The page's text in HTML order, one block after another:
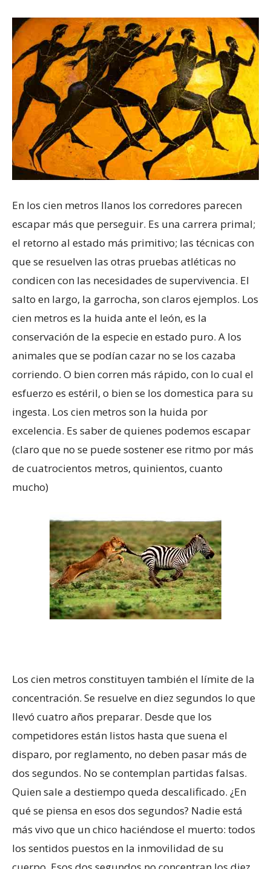
En los cien metros llanos los corredores parecen
escapar más que perseguir. Es una carrera primal;
el retorno al estado más primitivo; las técnicas con
que se resuelven las otras pruebas atléticas no
condicen con las necesidades de supervivencia. El
salto en largo, la garrocha, son claros ejemplos. Los
cien metros es la huida ante el león, es la
conservación de la especie en estado puro. A los
animales que se podían cazar no se los cazaba
corriendo. O bien corren más rápido, con lo cual el
esfuerzo es estéril, o bien se los domestica para su
ingesta. Los cien metros son la huida por
excelencia. Es saber de quienes podemos escapar
(claro que no se puede sostener ese ritmo por más
de cuatrocientos metros, quinientos, cuanto
mucho)
Los cien metros constituyen también el límite de la
concentración. Se resuelve en diez segundos lo que
llevó cuatro años preparar. Desde que los
competidores están listos hasta que suena el
disparo, por reglamento, no deben pasar más de
dos segundos. No se contemplan partidas falsas.
Quien sale a destiempo queda descalificado. ¿En
qué se piensa en esos dos segundos? Nadie está
más vivo que un chico haciéndose el muerto: todos
los sentidos puestos en la inmovilidad de su